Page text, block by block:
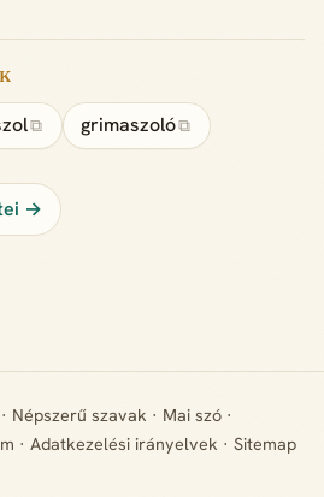
⧉ grimaszoló⧉
→
· Népszerű szavak · Mai szó ·
· Adatkezelési irányelvek · Sitemap